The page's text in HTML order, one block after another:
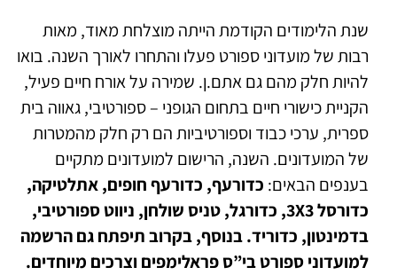
שנת הלימודים הקודמת הייתה מוצלחת מאוד, מאות
רבות של מועדוני ספורט פעלו והתחרו לאורך השנה. בואו
להיות חלק מהם גם אתם.ן. שמירה על אורח חיים פעיל,
הקניית כישורי חיים בתחום הגופני – ספורטיבי, גאווה בית
ספרית, ערכי כבוד וספורטיביות הם רק חלק מהמטרות
של המועדונים. השנה, הרישום למועדונים מתקיים
בענפים הבאים: כדורעף, כדורעף חופים, אתלטיקה,
כדורסל 3X3, כדורגל, טניס שולחן, ניווט ספורטיבי,
בדמינטון, כדוריד. בנוסף, בקרוב תיפתח גם הרשמה
למועדוני ספורט בי”ס פראלימפים וצרכים מיוחדים.